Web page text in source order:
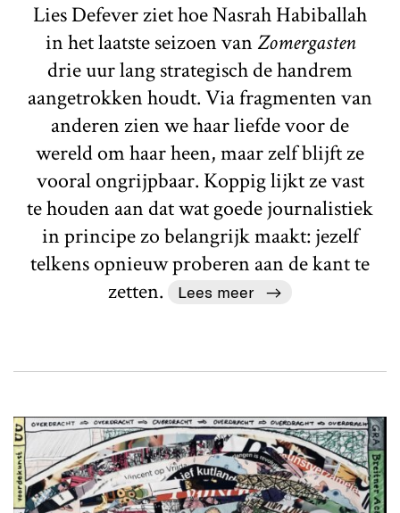
Lies Defever ziet hoe Nasrah Habiballah
in het laatste seizoen vanZomergasten
drie uur lang strategisch de handrem
aangetrokken houdt. Via fragmenten van
anderen zien we haar liefde voor de
wereld om haar heen, maar zelf blijft ze
vooral ongrijpbaar. Koppig lijkt ze vast
te houden aan dat wat goede journalistiek
in principe zo belangrijk maakt: jezelf
telkens opnieuw proberen aan de kant te
zetten.
Lees meer